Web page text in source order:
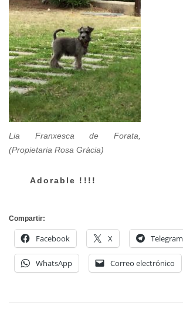
Lia Franxesca de Forata,
(Propietaria Rosa Gràcia)
Adorable !!!!
Compartir:
Facebook X Telegram
WhatsApp Correo electrónico